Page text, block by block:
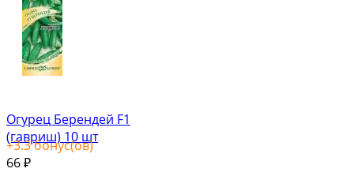
Огурец Берендей F1
(гавриш) 10 шт
+3.3бонус(ов)
66 ₽